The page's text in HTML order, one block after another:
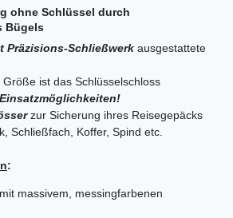
ohne Schlüssel durch
Bügels
Präzisions-Schließwerk ausgestattete
ist das Schlüsselschloss
zur Sicherung ihres Reisegepäcks
Schließfach, Koffer, Spind etc.
:
massivem, messingfarbenen